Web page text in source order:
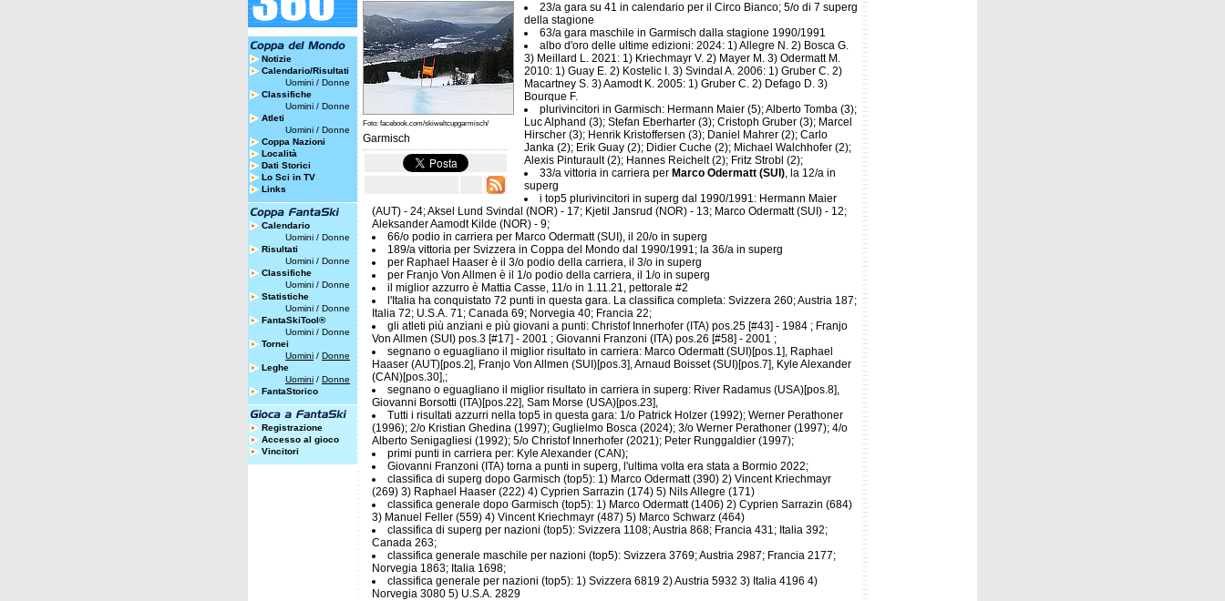
Notizie
Calendario/Risultati
Uomini / Donne
Classifiche
Uomini / Donne
Atleti
Uomini / Donne
Coppa Nazioni
Località
Dati Storici
Lo Sci in TV
Links
Calendario
Uomini / Donne
Risultati
Uomini / Donne
Classifiche
Uomini / Donne
Statistiche
Uomini / Donne
FantaSkiTool®
Uomini / Donne
Tornei
Uomini / Donne
Leghe
Uomini / Donne
FantaStorico
Registrazione
Accesso al gioco
Vincitori
Foto: facebook.com/skiweltcupgarmisch/
Garmisch
23/a gara su 41 in calendario per il Circo Bianco; 5/o di 7 superg
della stagione
63/a gara maschile in Garmisch dalla stagione 1990/1991
albo d'oro delle ultime edizioni: 2024: 1) Allegre N. 2) Bosca G.
3) Meillard L. 2021: 1) Kriechmayr V. 2) Mayer M. 3) Odermatt M.
2010: 1) Guay E. 2) Kostelic I. 3) Svindal A. 2006: 1) Gruber C. 2)
Macartney S. 3) Aamodt K. 2005: 1) Gruber C. 2) Defago D. 3)
Bourque F.
plurivincitori in Garmisch: Hermann Maier (5); Alberto Tomba (3);
Luc Alphand (3); Stefan Eberharter (3); Cristoph Gruber (3); Marcel
Hirscher (3); Henrik Kristoffersen (3); Daniel Mahrer (2); Carlo
Janka (2); Erik Guay (2); Didier Cuche (2); Michael Walchhofer (2);
Alexis Pinturault (2); Hannes Reichelt (2); Fritz Strobl (2);
33/a vittoria in carriera per Marco Odermatt (SUI), la 12/a in
superg
i top5 plurivincitori in superg dal 1990/1991: Hermann Maier
(AUT) - 24; Aksel Lund Svindal (NOR) - 17; Kjetil Jansrud (NOR) - 13; Marco Odermatt (SUI) - 12;
Aleksander Aamodt Kilde (NOR) - 9;
66/o podio in carriera per Marco Odermatt (SUI), il 20/o in superg
189/a vittoria per Svizzera in Coppa del Mondo dal 1990/1991; la 36/a in superg
per Raphael Haaser è il 3/o podio della carriera, il 3/o in superg
per Franjo Von Allmen è il 1/o podio della carriera, il 1/o in superg
il miglior azzurro è Mattia Casse, 11/o in 1.11.21, pettorale #2
l'Italia ha conquistato 72 punti in questa gara. La classifica completa: Svizzera 260; Austria 187;
Italia 72; U.S.A. 71; Canada 69; Norvegia 40; Francia 22;
gli atleti più anziani e più giovani a punti: Christof Innerhofer (ITA) pos.25 [#43] - 1984 ; Franjo
Von Allmen (SUI) pos.3 [#17] - 2001 ; Giovanni Franzoni (ITA) pos.26 [#58] - 2001 ;
segnano o eguagliano il miglior risultato in carriera: Marco Odermatt (SUI)[pos.1], Raphael
Haaser (AUT)[pos.2], Franjo Von Allmen (SUI)[pos.3], Arnaud Boisset (SUI)[pos.7], Kyle Alexander
(CAN)[pos.30],;
segnano o eguagliano il miglior risultato in carriera in superg: River Radamus (USA)[pos.8],
Giovanni Borsotti (ITA)[pos.22], Sam Morse (USA)[pos.23],
Tutti i risultati azzurri nella top5 in questa gara: 1/o Patrick Holzer (1992); Werner Perathoner
(1996); 2/o Kristian Ghedina (1997); Guglielmo Bosca (2024); 3/o Werner Perathoner (1997); 4/o
Alberto Senigagliesi (1992); 5/o Christof Innerhofer (2021); Peter Runggaldier (1997);
primi punti in carriera per: Kyle Alexander (CAN);
Giovanni Franzoni (ITA) torna a punti in superg, l'ultima volta era stata a Bormio 2022;
classifica di superg dopo Garmisch (top5): 1) Marco Odermatt (390) 2) Vincent Kriechmayr
(269) 3) Raphael Haaser (222) 4) Cyprien Sarrazin (174) 5) Nils Allegre (171)
classifica generale dopo Garmisch (top5): 1) Marco Odermatt (1406) 2) Cyprien Sarrazin (684)
3) Manuel Feller (559) 4) Vincent Kriechmayr (487) 5) Marco Schwarz (464)
classifica di superg per nazioni (top5): Svizzera 1108; Austria 868; Francia 431; Italia 392;
Canada 263;
classifica generale maschile per nazioni (top5): Svizzera 3769; Austria 2987; Francia 2177;
Norvegia 1863; Italia 1698;
classifica generale per nazioni (top5): 1) Svizzera 6819 2) Austria 5932 3) Italia 4196 4)
Norvegia 3080 5) U.S.A. 2829